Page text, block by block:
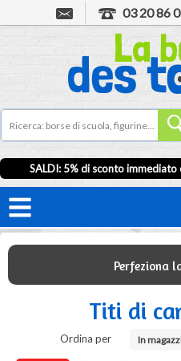
03 20 86
SALDI: 5% di sconto
Perfeziona
Titi di
Ordina per In